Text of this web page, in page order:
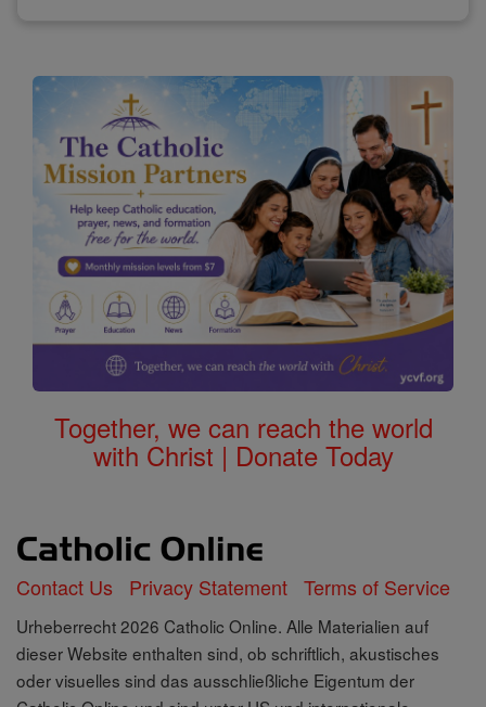
Together, we can reach the world
with Christ | Donate Today
Contact Us Privacy Statement Terms of Service
Urheberrecht 2026 Catholic Online. Alle Materialien auf
dieser Website enthalten sind, ob schriftlich, akustisches
oder visuelles sind das ausschließliche Eigentum der